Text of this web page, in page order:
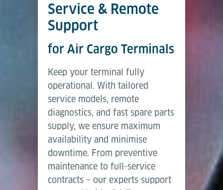
Service & Remote
Support
for Air Cargo Terminals
Keep your terminal fully
operational. With tailored
service models, remote
diagnostics, and fast spare parts
supply, we ensure maximum
availability and minimise
downtime. From preventive
maintenance to full-service
contracts – our experts support